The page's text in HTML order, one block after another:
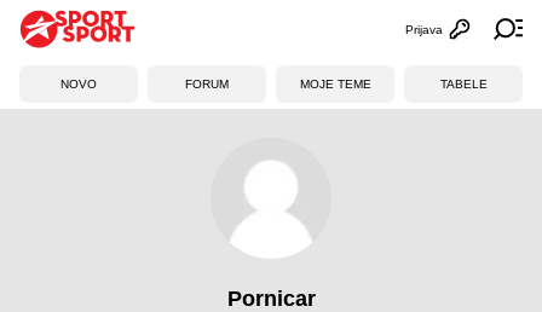
Otvori
Prijava
NOVO FORUM MOJE TEME TABELE
Pornicar